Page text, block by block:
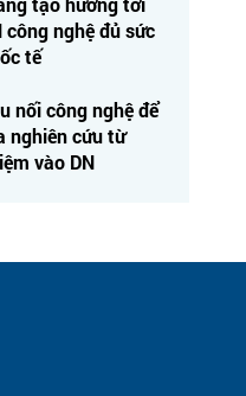
nghệ đủ sức
tế
nối công nghệ để
nghiên cứu từ
vào DN